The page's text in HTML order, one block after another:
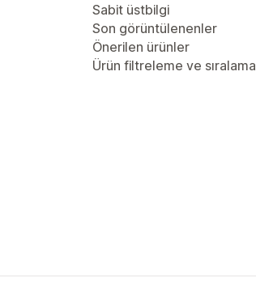
Sabit üstbilgi
Son görüntülenenler
Önerilen ürünler
Ürün filtreleme ve sıralama